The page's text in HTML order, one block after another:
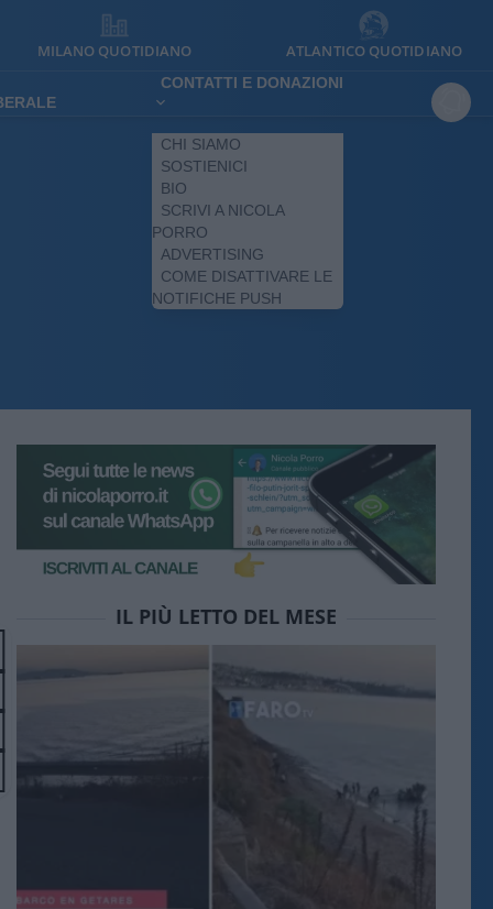
MILANO QUOTIDIANO ATLANTICO QUOTIDIANO
CONTATTI E DONAZIONI
CHI SIAMO
SOSTIENICI
BIO
SCRIVI A NICOLA
PORRO
ADVERTISING
COME DISATTIVARE LE
NOTIFICHE PUSH
IL PIÙ LETTO DEL MESE